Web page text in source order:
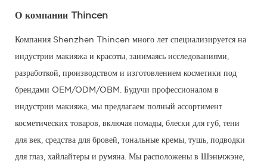
О компании Thincen
Компания Shenzhen Thincen много лет специализируется на
индустрии макияжа и красоты, занимаясь исследованиями,
разработкой, производством и изготовлением косметики под
брендами OEM/ODM/OBM. Будучи профессионалом в
индустрии макияжа, мы предлагаем полный ассортимент
косметических товаров, включая помады, блески для губ, тени
для век, средства для бровей, тональные кремы, тушь, подводки
для глаз, хайлайтеры и румяна. Мы расположены в Шэньчжэне,